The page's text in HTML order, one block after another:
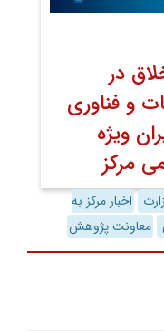
در
و فناوری
ویژه
مرکز
اخبار مرکز به
معاونت پژوهش